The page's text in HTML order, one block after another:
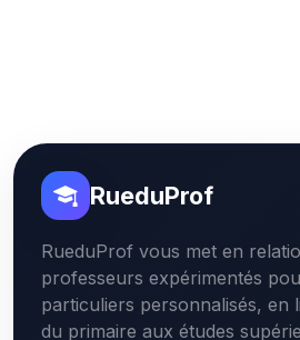
RueduProf
RueduProf vous met en
professeurs expérimentés
particuliers personnalisés, en
du primaire aux études